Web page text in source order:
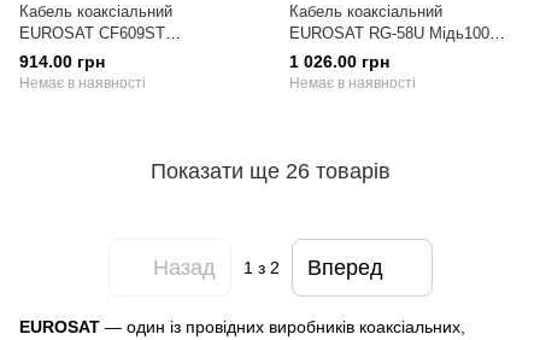
Кабель коаксіальний
EUROSAT CF609ST
1.02+96/0.12 жовтий 100 метрів
75 Ом
914.00 грн
Немає в наявності
Кабель коаксіальний
EUROSAT RG-58U Мідь100
метрів 50 Ом чорний
1 026.00 грн
Немає в наявності
Показати ще 26 товарів
Назад 1з 2 Вперед
EUROSAT — один із провідних виробників коаксіальних,